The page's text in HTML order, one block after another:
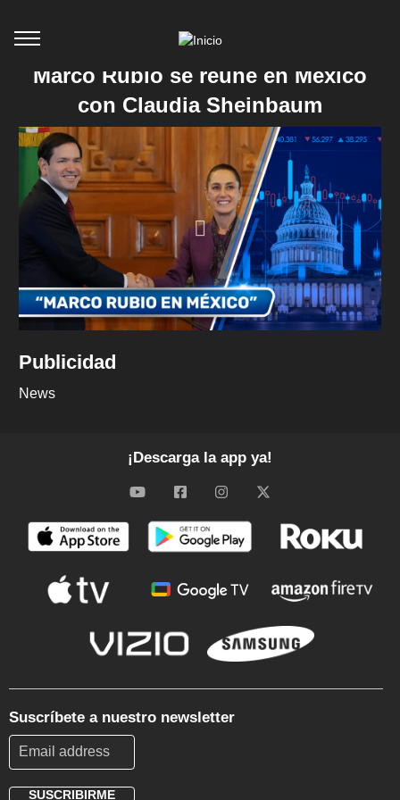
Marco Rubio se reúne en México
con Claudia Sheinbaum
Publicidad
News
¡Descarga la app ya!
Suscríbete a nuestro newsletter
SUSCRIBIRME